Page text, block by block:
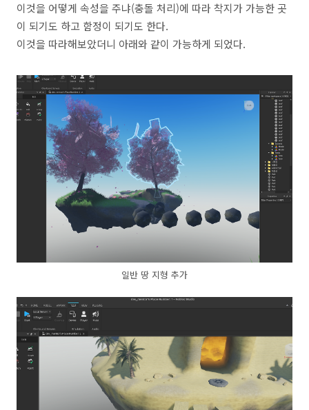
이것을 어떻게 속성을 주냐(충돌 처리)에 따라 착지가 가능한 곳
이 되기도 하고 함정이 되기도 한다.
이것을 따라해보았더니 아래와 같이 가능하게 되었다.
일반 땅 지형 추가